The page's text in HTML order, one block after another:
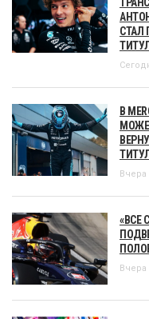
СТАЛ
В
ТИТУЛ
Вчера
«ВСЕ
Вчера